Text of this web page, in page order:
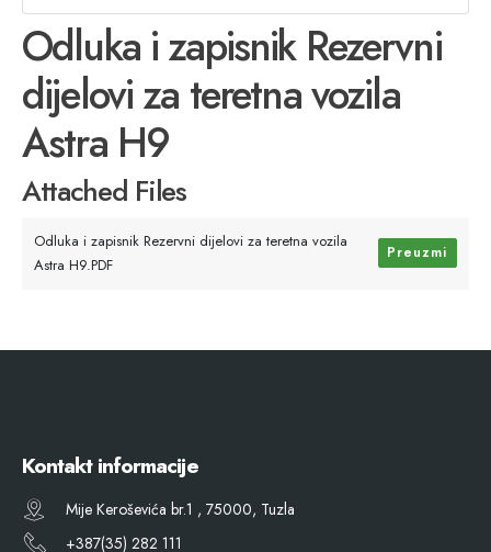
Odluka i zapisnik Rezervni
dijelovi za teretna vozila
Astra H9
Attached Files
Odluka i zapisnik Rezervni dijelovi za teretna vozila
Astra H9.PDF
Preuzmi
Kontakt informacije
Mije Keroševića br.1 , 75000, Tuzla
+387(35) 282 111